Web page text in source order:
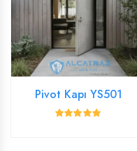
Pivot Kapı YS501